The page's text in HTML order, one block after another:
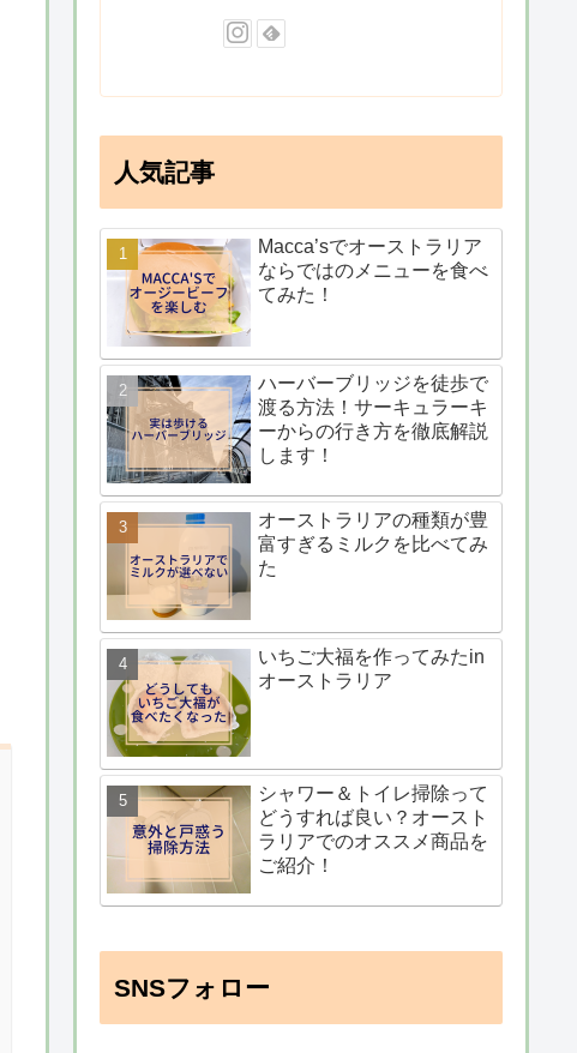
人気記事
Macca’sでオーストラリア
ならではのメニューを食べ
てみた！
ハーバーブリッジを徒歩で
渡る方法！サーキュラーキ
ーからの行き方を徹底解説
します！
オーストラリアの種類が豊
富すぎるミルクを比べてみ
た
いちご大福を作ってみたin
オーストラリア
シャワー＆トイレ掃除って
どうすれば良い？オースト
ラリアでのオススメ商品を
ご紹介！
SNSフォロー